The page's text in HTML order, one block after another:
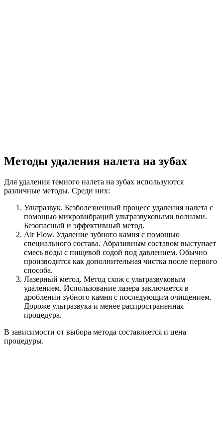
Методы удаления налета на зубах
Для удаления темного налета на зубах используются
различные методы. Среди них:
Ультразвук. Безболезненный процесс удаления налета с
помощью микровибраций ультразвуковыми волнами.
Безопасный и эффективный метод.
Air Flow. Удаление зубного камня с помощью
специального состава. Абразивным составом выступает
смесь воды с пищевой содой под давлением. Обычно
производится как дополнительная чистка после первого
способа.
Лазерный метод. Метод схож с ультразвуковым
удалением. Использование лазера заключается в
дроблении зубного камня с последующим очищением.
Дороже ультразвука и менее распространенная
процедура.
В зависимости от выбора метода составляется и цена
процедуры.